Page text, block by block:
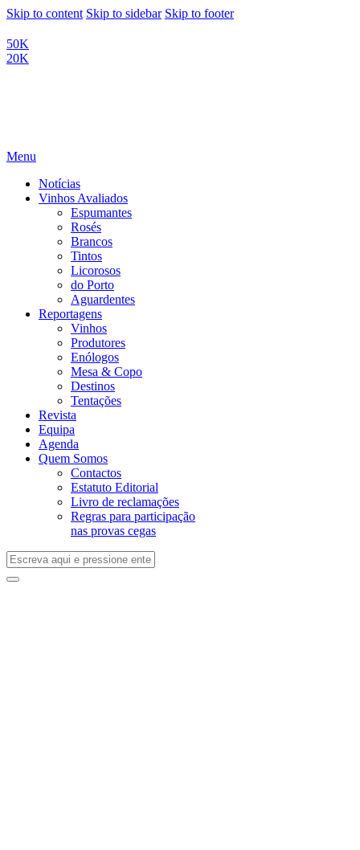
Skip to content Skip to sidebar Skip to footer
50K
20K
Menu
Notícias
Vinhos Avaliados
Espumantes
Rosés
Brancos
Tintos
Licorosos
do Porto
Aguardentes
Reportagens
Vinhos
Produtores
Enólogos
Mesa & Copo
Destinos
Tentações
Revista
Equipa
Agenda
Quem Somos
Contactos
Estatuto Editorial
Livro de reclamações
Regras para participação
nas provas cegas